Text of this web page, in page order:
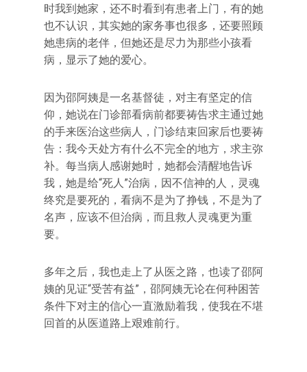
时我到她家，还不时看到有患者上门，有的她
也不认识，其实她的家务事也很多，还要照顾
她患病的老伴，但她还是尽力为那些小孩看
病，显示了她的爱心。
因为邵阿姨是一名基督徒，对主有坚定的信
仰，她说在门诊部看病前都要祷告求主通过她
的手来医治这些病人，门诊结束回家后也要祷
告：我今天处方有什么不完全的地方，求主弥
补。每当病人感谢她时，她都会清醒地告诉
我，她是给“死人”治病，因不信神的人，灵魂
终究是要死的，看病不是为了挣钱，不是为了
名声，应该不但治病，而且救人灵魂更为重
要。
多年之后，我也走上了从医之路，也读了邵阿
姨的见证“受苦有益”，邵阿姨无论在何种困苦
条件下对主的信心一直激励着我，使我在不堪
回首的从医道路上艰难前行。